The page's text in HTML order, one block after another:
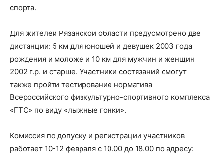
спорта.
Для жителей Рязанской области предусмотрено две
дистанции: 5 км для юношей и девушек 2003 года
рождения и моложе и 10 км для мужчин и женщин
2002 г.р. и старше. Участники состязаний смогут
также пройти тестирование норматива
Всероссийского физкультурно-спортивного комплекса
«ГТО» по виду «лыжные гонки».
Комиссия по допуску и регистрации участников
работает 10-12 февраля с 10.00 до 18.00 по адресу: